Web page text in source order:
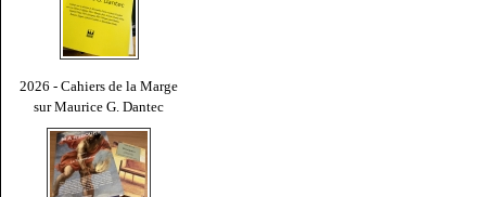
2026 - Cahiers de la Marge
sur Maurice G. Dantec